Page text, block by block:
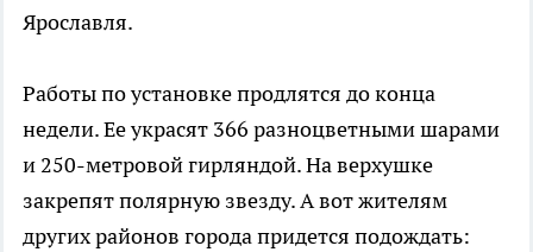
Ярославля.
Работы по установке продлятся до конца
недели. Ее украсят 366 разноцветными шарами
и 250-метровой гирляндой. На верхушке
закрепят полярную звезду. А вот жителям
других районов города придется подождать: